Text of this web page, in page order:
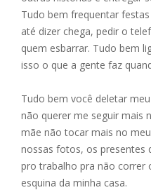
Tudo bem frequentar
até dizer chega, pedir o
quem esbarrar. Tudo bem
isso o que a gente faz
Tudo bem você deletar
não querer me seguir mais
mãe não tocar mais no
nossas fotos, os presentes
pro trabalho pra não correr
esquina da minha casa.